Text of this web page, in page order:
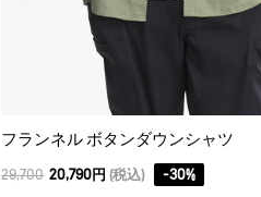
フランネル ボタンダウンシャツ
29,700 20,790円 (税込) -30%